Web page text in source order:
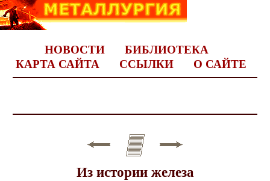
НОВОСТИ
БИБЛИОТЕКА
КАРТА САЙТА
ССЫЛКИ О САЙТЕ
Из истории железа